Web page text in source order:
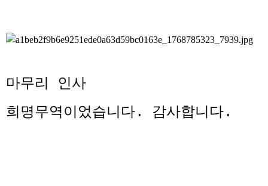
마무리 인사
희명무역이었습니다. 감사합니다.